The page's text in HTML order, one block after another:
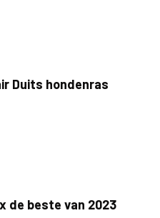
Duits hondenras
de beste van 2023